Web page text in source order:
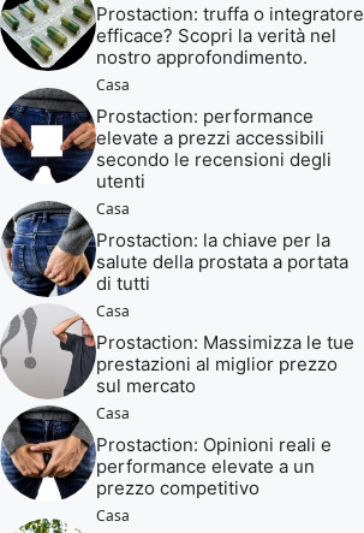
Prostaction: truffa o integratore
efficace? Scopri la verità nel
nostro approfondimento.
Casa
Prostaction: performance
elevate a prezzi accessibili
secondo le recensioni degli
utenti
Casa
Prostaction: la chiave per la
salute della prostata a portata
di tutti
Casa
Prostaction: Massimizza le tue
prestazioni al miglior prezzo
sul mercato
Casa
Prostaction: Opinioni reali e
performance elevate a un
prezzo competitivo
Casa